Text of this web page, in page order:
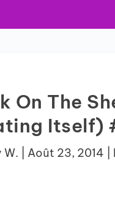
On The
Itself)
W. Août 23, 2014